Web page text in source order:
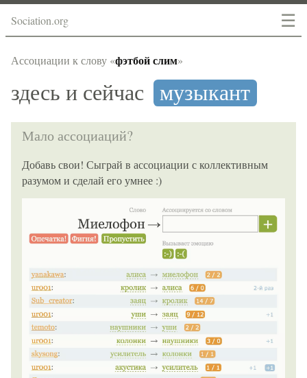
☰
Sociation.org
Ассоциации к слову «фэтбой слим»
здесь и сейчас музыкант
Мало ассоциаций?
Добавь свои! Сыграй в ассоциации с коллективным
разумом и сделай его умнее :)